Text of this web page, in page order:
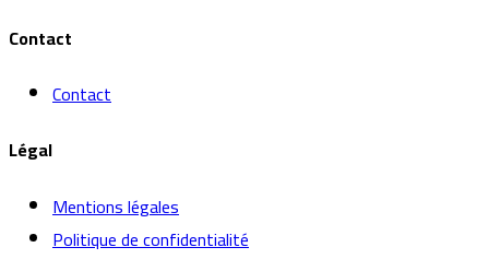
Contact
Contact
Légal
Mentions légales
Politique de confidentialité